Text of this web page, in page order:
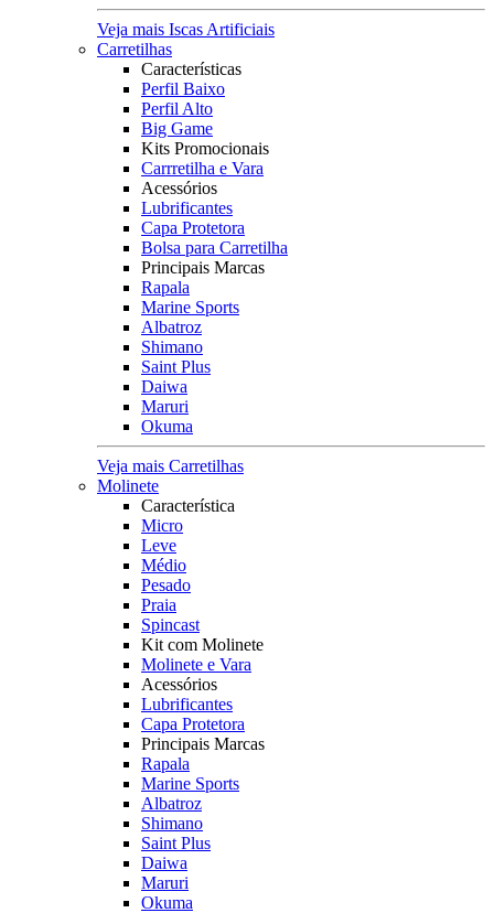
Veja mais Iscas Artificiais
Carretilhas
Características
Perfil Baixo
Perfil Alto
Big Game
Kits Promocionais
Carrretilha e Vara
Acessórios
Lubrificantes
Capa Protetora
Bolsa para Carretilha
Principais Marcas
Rapala
Marine Sports
Albatroz
Shimano
Saint Plus
Daiwa
Maruri
Okuma
Veja mais Carretilhas
Molinete
Característica
Micro
Leve
Médio
Pesado
Praia
Spincast
Kit com Molinete
Molinete e Vara
Acessórios
Lubrificantes
Capa Protetora
Principais Marcas
Rapala
Marine Sports
Albatroz
Shimano
Saint Plus
Daiwa
Maruri
Okuma